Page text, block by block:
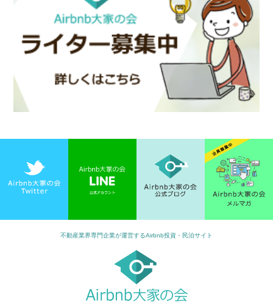
不動産業界専門企業が運営するAirbnb投資・民泊サイト